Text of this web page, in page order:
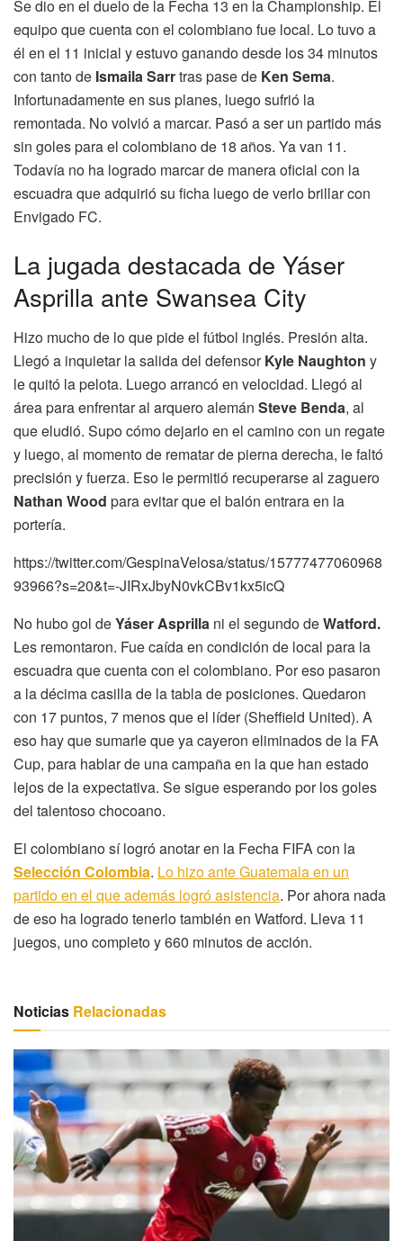
Se dio en el duelo de la Fecha 13 en la Championship. El
equipo que cuenta con el colombiano fue local. Lo tuvo a
él en el 11 inicial y estuvo ganando desde los 34 minutos
con tanto de Ismaila Sarrtras pase de Ken Sema.
Infortunadamente en sus planes, luego sufrió la
remontada. No volvió a marcar. Pasó a ser un partido más
sin goles para el colombiano de 18 años. Ya van 11.
Todavía no ha logrado marcar de manera oficial con la
escuadra que adquirió su ficha luego de verlo brillar con
Envigado FC.
La jugada destacada de Yáser
Asprilla ante Swansea City
Hizo mucho de lo que pide el fútbol inglés. Presión alta.
Llegó a inquietar la salida del defensorKyle Naughton y
le quitó la pelota. Luego arrancó en velocidad. Llegó al
área para enfrentar al arquero alemán Steve Benda, al
que eludió. Supo cómo dejarlo en el camino con un regate
y luego, al momento de rematar de pierna derecha, le faltó
precisión y fuerza. Eso le permitió recuperarse al zaguero
Nathan Wood para evitar que el balón entrara en la
portería.
https://twitter.com/GespinaVelosa/status/15777477060968
93966?s=20&t=-JIRxJbyN0vkCBv1kx5icQ
No hubo gol deYáser Asprilla ni el segundo deWatford.
Les remontaron. Fue caída en condición de local para la
escuadra que cuenta con el colombiano. Por eso pasaron
a la décima casilla de la tabla de posiciones. Quedaron
con 17 puntos, 7 menos que el líder (Sheffield United). A
eso hay que sumarle que ya cayeron eliminados de la FA
Cup, para hablar de una campaña en la que han estado
lejos de la expectativa. Se sigue esperando por los goles
del talentoso chocoano.
El colombiano sí logró anotar en la Fecha FIFA con la
Selección Colombia. Lo hizo ante Guatemala en un
partido en el que además logró asistencia. Por ahora nada
de eso ha logrado tenerlo también en Watford. Lleva 11
juegos, uno completo y 660 minutos de acción.
Noticias Relacionadas